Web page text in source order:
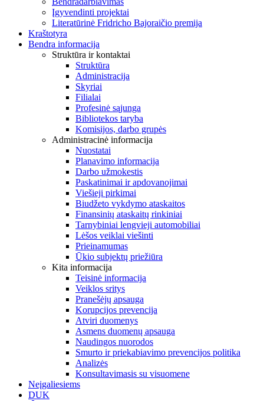
Įgyvendinti projektai
Literatūrinė Fridricho Bajoraičio premija
Kraštotyra
Bendra informacija
Struktūra ir kontaktai
Struktūra
Administracija
Skyriai
Filialai
Profesinė sąjunga
Bibliotekos taryba
Komisijos, darbo grupės
Administracinė informacija
Nuostatai
Planavimo informacija
Darbo užmokestis
Paskatinimai ir apdovanojimai
Viešieji pirkimai
Biudžeto vykdymo ataskaitos
Finansinių ataskaitų rinkiniai
Tarnybiniai lengvieji automobiliai
Lėšos veiklai viešinti
Prieinamumas
Ūkio subjektų priežiūra
Kita informacija
Teisinė informacija
Veiklos sritys
Pranešėjų apsauga
Korupcijos prevencija
Atviri duomenys
Asmens duomenų apsauga
Naudingos nuorodos
Smurto ir priekabiavimo prevencijos politika
Analizės
Konsultavimasis su visuomene
Neįgaliesiems
DUK